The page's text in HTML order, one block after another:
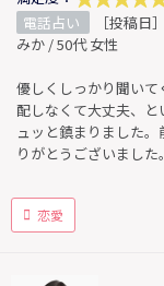
電話占い
［投稿日
みか / 50代 女性
優しくしっかり聞い
配しなくて大丈夫、
ュッと鎮まりました
りがとうございました。
恋愛